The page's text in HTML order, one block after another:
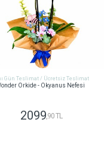
Gün Teslimat / Ücretsiz Teslimat
Orkide - Okyanus Nefesi
2099,90 TL